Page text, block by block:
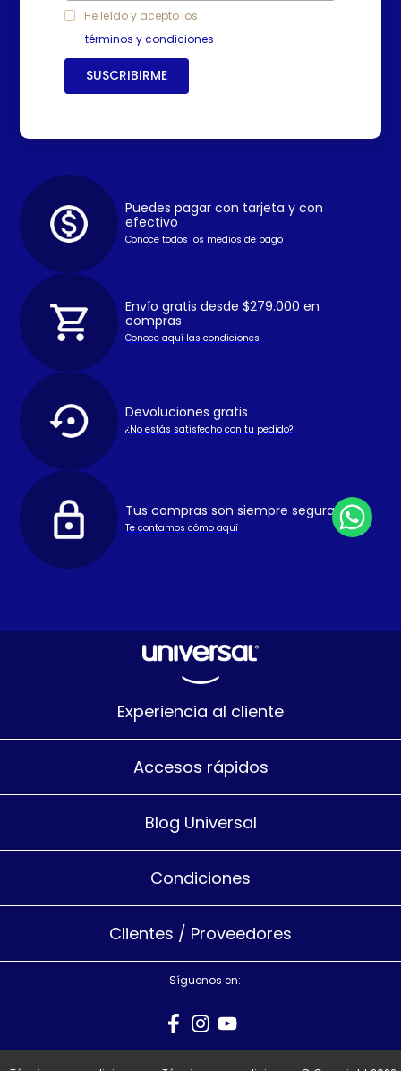
He leído y acepto los
términos y condiciones
SUSCRIBIRME
Puedes pagar con tarjeta y con
efectivo
Conoce todos los medios de pago
Envío gratis desde $279.000 en
compras
Conoce aquí las condiciones
Devoluciones gratis
¿No estás satisfecho con tu pedido?
Tus compras son siempre seguras
Te contamos cómo aquí
Experiencia al cliente
Accesos rápidos
Blog Universal
Condiciones
Clientes / Proveedores
Síguenos en: